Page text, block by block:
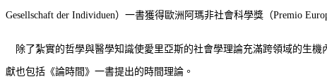
Gesellschaft der Individuen）一書獲得歐洲阿瑪非社會科學獎（Premio
除了紮實的哲學與醫學知識使愛里亞斯的社會學理論充滿跨領域的生
獻也包括《論時間》一書提出的時間理論。